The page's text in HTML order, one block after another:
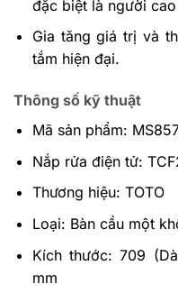
đặc biệt là người
Gia tăng giá trị và
tắm hiện đại.
Thông số kỹ thuật
Mã sản phẩm:
Nắp rửa điện tử:
Thương hiệu: TOTO
Loại: Bàn cầu một
Kích thước: 709
mm